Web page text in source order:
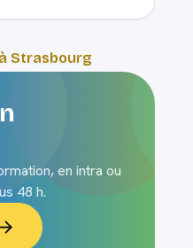
Strasbourg
en intra ou
48 h.